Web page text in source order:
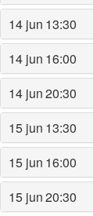
14 jun 13:30
14 jun 16:00
14 jun20:30
15 jun 13:30
15 jun 16:00
15 jun20:30